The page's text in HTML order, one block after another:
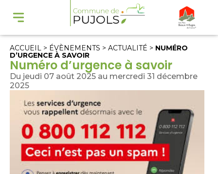
ACCUEIL > ÉVÈNEMENTS > ACTUALITÉ > NUMÉRO
D’URGENCE À SAVOIR
Numéro d’urgence à savoir
Du jeudi 07 août 2025 au mercredi 31 décembre
2025